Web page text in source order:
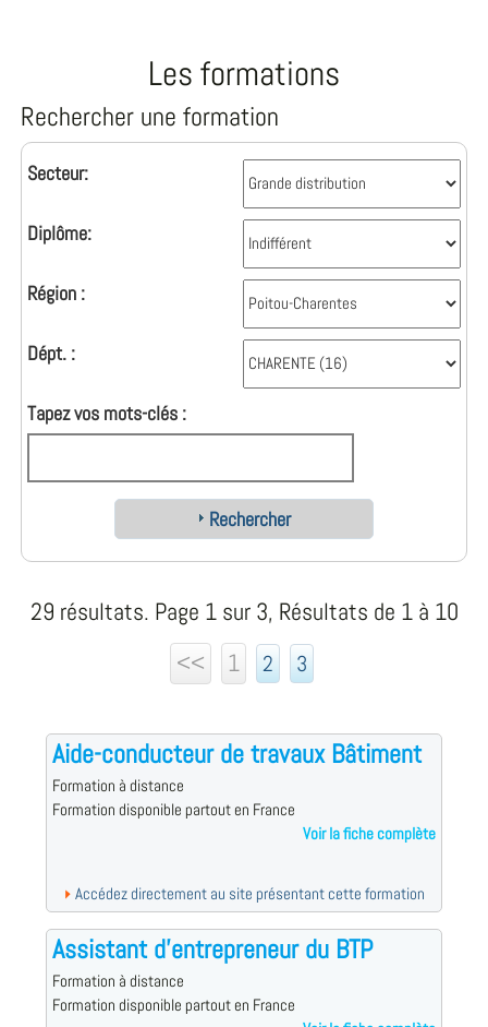
Les formations
Rechercher une formation
Secteur:
Diplôme:
Région :
Dépt. :
Tapez vos mots-clés :
Rechercher
29 résultats. Page 1 sur 3, Résultats de 1 à 10
<<
1 2 3
Aide-conducteur de travaux Bâtiment
Formation à distance
Formation disponible partout en France
Voir la fiche complète
Accédez directement au site présentant cette formation
Assistant d'entrepreneur du BTP
Formation à distance
Formation disponible partout en France